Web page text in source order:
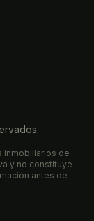
inmobiliarios de
y no constituye
antes de